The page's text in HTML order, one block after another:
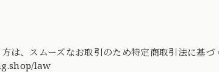
は、スムーズなお取引のため特定商取引法に基
law